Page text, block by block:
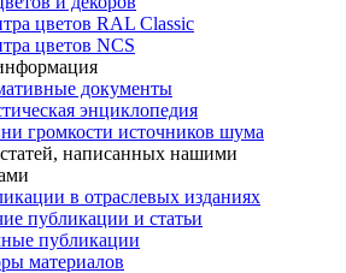
цветов RAL Сlassic
цветов NCS
документы
энциклопедия
громкости источников шума
написанных нашими
в отраслевых изданиях
публикации и статьи
публикации
материалов